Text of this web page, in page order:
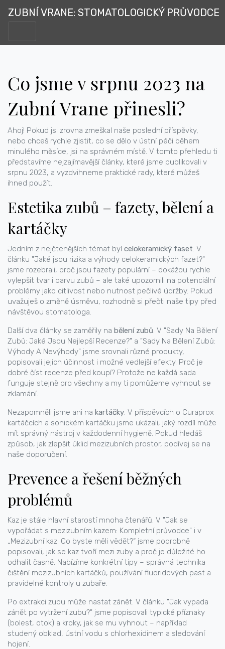
ZUBNÍ VRANE: STOMATOLOGICKÝ PRŮVODCE
Co jsme v srpnu 2023 na
Zubní Vrane přinesli?
Ahoj! Pokud jsi zrovna zmeškal naše poslední příspěvky,
nebo chceš rychle zjistit, co se dělo v ústní péči během
minulého měsíce, jsi na správném místě. V tomto přehledu ti
představíme nejzajímavější články, které jsme publikovali v
srpnu 2023, a vyzdvihneme praktické rady, které můžeš
ihned použít.
Estetika zubů – fazety, bělení a
kartáčky
Jedním z nejčtenějších témat byl celokeramický faset. V
článku "Jaké jsou rizika a výhody celokeramických fazet?"
jsme rozebrali, proč jsou fazety populární – dokážou rychle
vylepšit tvar i barvu zubů – ale také upozornili na potenciální
problémy jako citlivost nebo nutnost pečlivé údržby. Pokud
uvažuješ o změně úsměvu, rozhodně si přečti naše tipy před
návštěvou stomatologa.
Další dva články se zaměřily na bělení zubů. V "Sady Na Bělení
Zubů: Jaké Jsou Nejlepší Recenze?" a "Sady Na Bělení Zubů:
Výhody A Nevýhody" jsme srovnali různé produkty,
popisovali jejich účinnost i možné vedlejší efekty. Proč je
dobré číst recenze před koupí? Protože ne každá sada
funguje stejně pro všechny a my ti pomůžeme vyhnout se
zklamání.
Nezapomněli jsme ani na kartáčky. V příspěvcích o Curaprox
kartáčcích a sonickém kartáčku jsme ukázali, jaký rozdíl může
mít správný nástroj v každodenní hygieně. Pokud hledáš
způsob, jak zlepšit úklid mezizubních prostor, podívej se na
naše doporučení.
Prevence a řešení běžných
problémů
Kaz je stále hlavní starostí mnoha čtenářů. V "Jak se
vypořádat s mezizubním kazem: Kompletní průvodce" i v
„Mezizubní kaz: Co byste měli vědět?“ jsme podrobně
popisovali, jak se kaz tvoří mezi zuby a proč je důležité ho
odhalit časně. Nabízíme konkrétní tipy – správná technika
čištění mezizubních kartáčků, používání fluoridových past a
pravidelné kontroly u zubaře.
Po extrakci zubu může nastat zánět. V článku "Jak vypada
zánět po vytržení zubu?" jsme popisovali typické příznaky
(bolest, otok) a kroky, jak se mu vyhnout – například
studený obklad, ústní vodu s chlorhexidinem a sledování
hojení.